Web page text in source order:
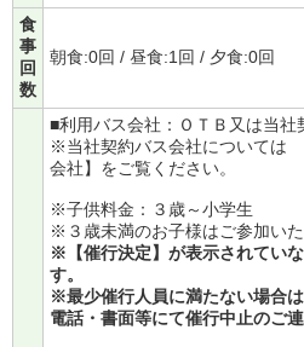
食
事
回
数
朝食:0回 / 昼食:1回 / 夕食:0回
■利用バス会社：ＯＴＢ又は当社
※当社契約バス会社については
会社】 をご覧ください。
※子供料金：３歳～小学生
※３歳未満のお子様はご参加いた
※【催行決定】が表示されてい
す。
※最少催行人員に満たない場合
電話・書面等にて催行中止のご